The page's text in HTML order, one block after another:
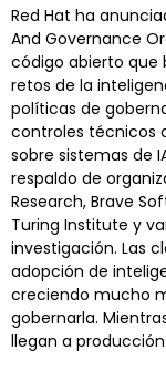
Red Hat ha
And Governance
código abierto que
retos de la
políticas de
controles técnicos
sobre sistemas de
respaldo de
Research, Brave
Turing Institute y
investigación. Las
adopción de
creciendo mucho
gobernarla.
llegan a